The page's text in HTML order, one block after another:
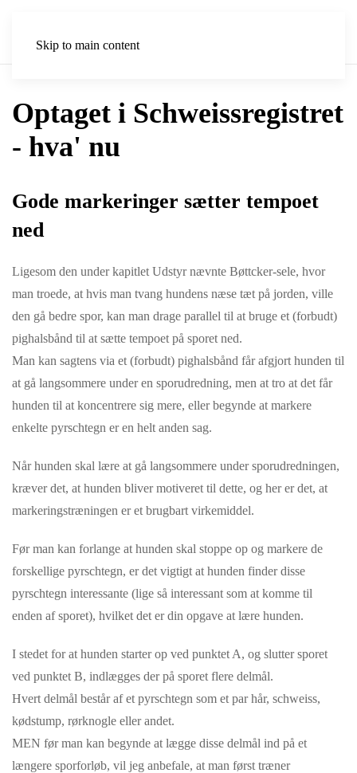
Skip to main content
Optaget i Schweissregistret
- hva' nu
Gode markeringer sætter tempoet
ned
Ligesom den under kapitlet Udstyr nævnte Bøttcker-sele, hvor
man troede, at hvis man tvang hundens næse tæt på jorden, ville
den gå bedre spor, kan man drage parallel til at bruge et (forbudt)
pighalsbånd til at sætte tempoet på sporet ned.
Man kan sagtens via et (forbudt) pighalsbånd får afgjort hunden til
at gå langsommere under en sporudredning, men at tro at det får
hunden til at koncentrere sig mere, eller begynde at markere
enkelte pyrschtegn er en helt anden sag.
Når hunden skal lære at gå langsommere under sporudredningen,
kræver det, at hunden bliver motiveret til dette, og her er det, at
markeringstræningen er et brugbart virkemiddel.
Før man kan forlange at hunden skal stoppe op og markere de
forskellige pyrschtegn, er det vigtigt at hunden finder disse
pyrschtegn interessante (lige så interessant som at komme til
enden af sporet), hvilket det er din opgave at lære hunden.
I stedet for at hunden starter op ved punktet A, og slutter sporet
ved punktet B, indlægges der på sporet flere delmål.
Hvert delmål består af et pyrschtegn som et par hår, schweiss,
kødstump, rørknogle eller andet.
MEN før man kan begynde at lægge disse delmål ind på et
længere sporforløb, vil jeg anbefale, at man først træner